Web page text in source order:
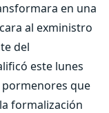
en una
al exministro
del
este lunes
pormenores que
formalización